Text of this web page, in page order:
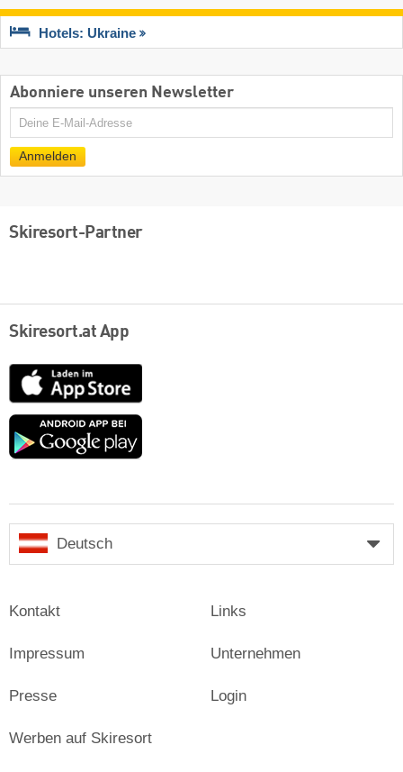
Hotels: Ukraine
Abonniere unseren Newsletter
E-
Anmelden
Skiresort-Partner
Skiresort.at App
App
Store
Google
Deutsch
Kontakt
Impressum
Presse
Links
Unternehmen
Login
Werben auf Skiresort